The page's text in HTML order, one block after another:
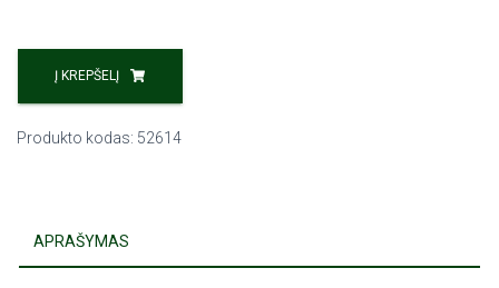
Į KREPŠELĮ
Produkto kodas: 52614
APRAŠYMAS